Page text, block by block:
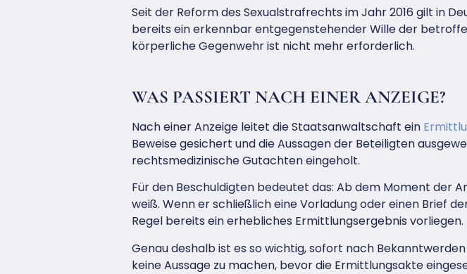
Seit der Reform des Sexualstrafrechts im Jahr 2016 gilt in
bereits ein erkennbar entgegenstehender Wille der
körperliche Gegenwehr ist nicht mehr erforderlich.
WAS PASSIERT NACH EINER ANZEIGE?
Nach einer Anzeige leitet die Staatsanwaltschaft ein
Beweise gesichert und die Aussagen der Beteiligten
rechtsmedizinische Gutachten eingeholt.
Für den Beschuldigten bedeutet das: Ab dem Moment der
weiß. Wenn er schließlich eine Vorladung oder einen Brief
Regel bereits ein erhebliches Ermittlungsergebnis vorliegen.
Genau deshalb ist es so wichtig, sofort nach
keine Aussage zu machen, bevor die Ermittlungsakte